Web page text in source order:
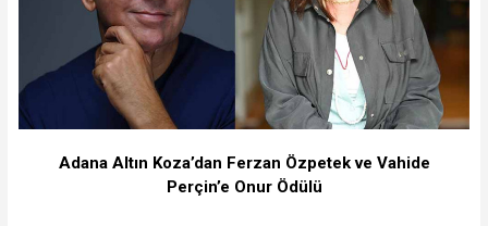
Adana Altın Koza’dan Ferzan Özpetek ve Vahide
Perçin’e Onur Ödülü